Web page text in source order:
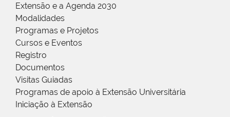
Extensão e a Agenda 2030
Modalidades
Programas e Projetos
Cursos e Eventos
Registro
Documentos
Visitas Guiadas
Programas de apoio à Extensão Universitária
Iniciação à Extensão